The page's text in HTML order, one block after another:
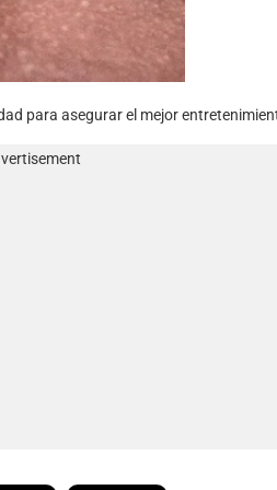
para asegurar el mejor